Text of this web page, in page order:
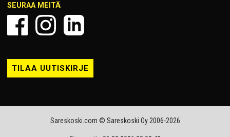
SEURAA MEITÄ
TILAA UUTISKIRJE
Sareskoski.com © Sareskoski Oy 2006-2026